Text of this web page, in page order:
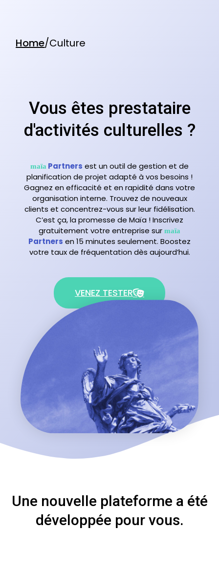
Home/Culture
Vous êtes prestataire
d'activités culturelles ?
maïa Partners est un outil de gestion et de
planification de projet adapté à vos besoins !
Gagnez en efficacité et en rapidité dans votre
organisation interne. Trouvez de nouveaux
clients et concentrez-vous sur leur fidélisation.
C’est ça, la promesse de Maïa ! Inscrivez
gratuitement votre entreprise sur maïa
Partners en 15 minutes seulement. Boostez
votre taux de fréquentation dès aujourd’hui.
VENEZ TESTER
Une nouvelle plateforme a été
développée pour vous.